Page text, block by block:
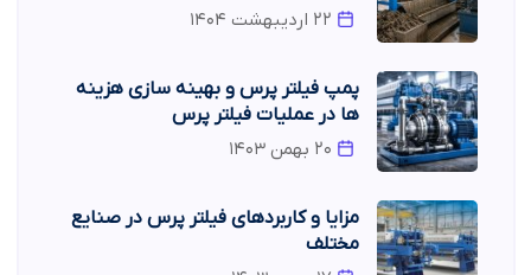
پمپ فیلتر پرس و بهینه سازی هزینه
ها در عملیات فیلتر پرس
مزایا و کاربردهای فیلتر پرس در صنایع
مختلف